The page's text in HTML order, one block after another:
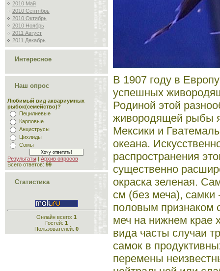
2010 Май
2010 Сентябрь
2010 Октябрь
2010 Ноябрь
2011 Август
2011 Декабрь
Интересное
Наш опрос
Любимый вид аквариумных
рыбок(семейство)?
Пецилиевые
Карповые
Анциструсы
Цихлиды
Сомы
Результаты | Архив опросов
Всего ответов: 99
Статистика
Онлайн всего: 1
Гостей: 1
Пользователей: 0
В 1907 году в
успешных
Родиной этой
живородящей рыбы
Мексики и
океана.
распространения
существенно
окраска зеленая.
см (без меча),
половым признаком
меч на нижнем крае
вида часты случаи
самок в
перемены